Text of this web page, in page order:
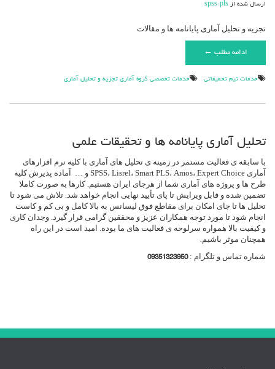
ارسال شده از spss-pls
تجزیه و تحلیل آماری پایانامه ها و مقالات
ادامه مطلب ←
خدمات تیم تحقیقاتی خدمات تخصصی گروه آماری تجزیه و تحلیل آماری
تحلیل آماری پایانامه ها و تحقیقات علمی
با سابقه ی فعالیت مستمر در زمینه ی تحلیل های آماری با کلیه نرم افزارهای
آماری SPSS، Lisrel، Smart PLS، Amos، Expert Choice و … آماده پذیرش کلیه
طرح ها و پروژه های آماری شما از هرجای ایران هستیم. کارها به صورت کاملا
تضمین شده و قابل ویرایش تا پای تأیید نهایی انجام خواهد شد. تلاش می شود تا
تحلیل ها تا جای امکان برای مقاطع فوق لیسانس به بالا کامل و بی کم و کاست
انجام شود تا مورد توجه همکاران عزیز و محققین گرامی قرار گیرد. وجدان کاری
و کیفیت بالا همواره سرلوحه ی فعالیت های ما بوده. امید است در این راه
همچنان موثر باشیم.
شماره تماس و تلگرام :09351323950